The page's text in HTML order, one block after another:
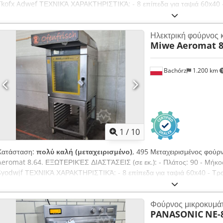
Adwef ΤΕΧΝΙΚΆ ΧΑΡΑΚΤΗΡΙΣΤΙΚΆ: - 8 επίπεδα για ταψιά
ΕΞΟΠΛΙΣΜΌΣ: - Σύστημα υγρασίας Διαθέσιμες επιπλέον χρεώσιμες
καθαρή τιμή. ΜΙΛΆΜΕ ΑΓΓΛΙΚΆ, ΓΕΡΜΑΝΙΚΆ, ΓΑΛΛΙΚΆ, ΡΩΣΙΚΆ,
φούρνους, φούρνους με κινούμενα ράφια, φούρνους με σταθερά
για αρτοποιεία, ηλεκτρικούς φούρνους, φούρνους που
θερμικό έλαιο, μηχανήματα αρτοποιίας, εξοπλισμό αρτοποιίας,
ψωμιών, γραμμές παραγωγής γλυκών, γραμμές παραγωγής κρουασάν,
ζυμωτήρια, μίξερ, μηχανές λάσπωσης, μηχανές για την παραγωγή
και ενημερωμένη προσφορά μας, επισκεφθείτε το προφίλ μας στο
1 / 10
Bachórz 1.200 km
Ηλεκτρική φούρνος
Miwe Aeromat
πολύ καλή (μεταχειρισμένο), 495 Μεταχειρισμένος
8.64. ΕΞΩΤΕΡΙΚΈΣ ΔΙΑΣΤΆΣΕΙΣ (σε εκ.): - Πλάτος: 90 -
ΤΕΧΝΙΚΆ ΧΑΡΑΚΤΗΡΙΣΤΙΚΆ: - 8 επίπεδα για ταψιά 60x40 -
ΕΞΟΠΛΙΣΜΌΣ: - Απορροφητήρας - Σύστημα ατμοποίησης Διαθέσιμες
αναφερόμενη τιμή είναι καθαρή τιμή. ΜΙΛΆΜΕ ΑΓΓΛΙΚΆ,
ποικιλία μας θα βρείτε: φούρνους αρτοποιείου, φούρνους
ζαχαροπλαστικής, φούρνους για καταστήματα, ηλεκτρικούς
Φούρνος
PANASONIC NE-